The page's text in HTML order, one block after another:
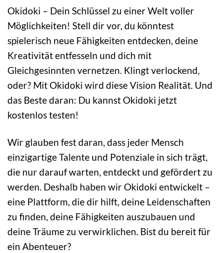
Okidoki – Dein Schlüssel zu einer Welt voller
Möglichkeiten! Stell dir vor, du könntest
spielerisch neue Fähigkeiten entdecken, deine
Kreativität entfesseln und dich mit
Gleichgesinnten vernetzen. Klingt verlockend,
oder? Mit Okidoki wird diese Vision Realität. Und
das Beste daran: Du kannst Okidoki jetzt
kostenlos testen!
Wir glauben fest daran, dass jeder Mensch
einzigartige Talente und Potenziale in sich trägt,
die nur darauf warten, entdeckt und gefördert zu
werden. Deshalb haben wir Okidoki entwickelt –
eine Plattform, die dir hilft, deine Leidenschaften
zu finden, deine Fähigkeiten auszubauen und
deine Träume zu verwirklichen. Bist du bereit für
ein Abenteuer?